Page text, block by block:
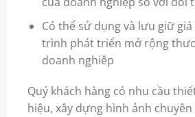
Có thể sử dụng và lưu giữ
trình phát triển mở rộng
doanh nghiêp
Quý khách hàng có nhu cầu
hiệu, xây dựng hình ảnh